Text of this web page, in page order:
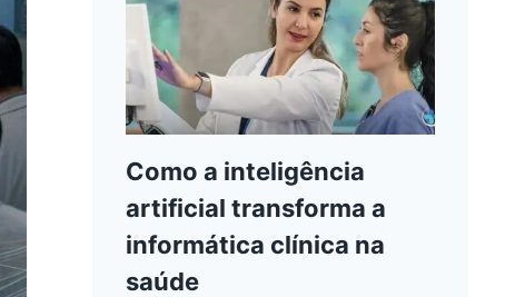
NUVEM
NA
SAÚDE
Como a inteligência
artificial transforma a
informática clínica na
saúde